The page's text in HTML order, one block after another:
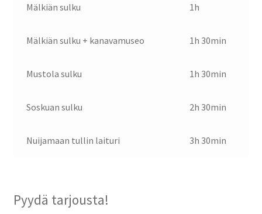
Mälkiän sulku 1h
Mälkiän sulku + kanavamuseo 1h 30min
Mustola sulku 1h 30min
Soskuan sulku 2h 30min
Nuijamaan tullin laituri 3h 30min
Pyydä tarjousta!